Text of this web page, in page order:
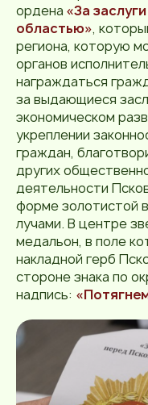
ордена «За
областью»,
региона, которую
органов
награждаться
за выдающиеся
экономическом
укреплении
граждан,
других
деятельности
форме золотистой
лучами. В центре
медальон, в поле
накладной герб
стороне знака по
надпись: